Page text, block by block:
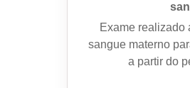
Exame realizado
sangue materno
a partir do